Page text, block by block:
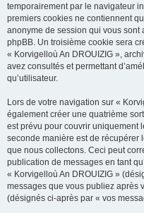
temporairement par le navigateur
premiers cookies ne contiennent
anonyme de session qui vous sont
phpBB. Un troisième cookie sera
« Korvigelloù An DROUIZIG »,
avez consultés et permettant
qu’utilisateur.
Lors de votre navigation sur «
également créer une quatrième
est prévu pour couvrir uniquement
seconde manière est de récupérer
que nous collectons. Ceci peut
publication de messages en tant
« Korvigelloù An DROUIZIG »
messages que vous publiez après
(désignés ci-après par « vos